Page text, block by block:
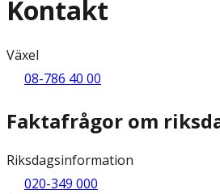
Kontakt
Växel
08-786 40 00
Faktafrågor om
Riksdagsinformation
020-349 000